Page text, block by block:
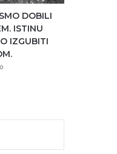
DOBILI
ISTINU
IZGUBITI